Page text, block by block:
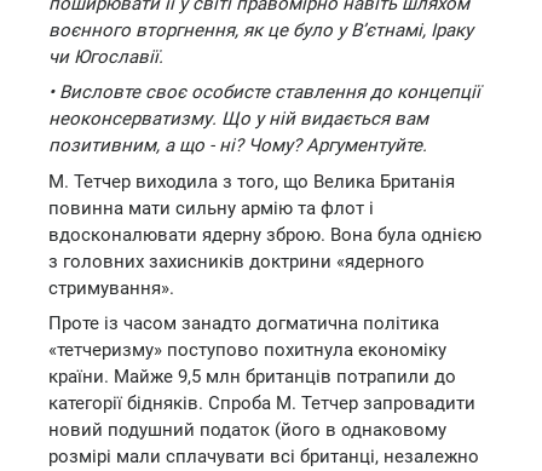
воєнного вторгнення, як це було у В’єтнамі, Іраку
чи Югославії.
• Висловте своє особисте ставлення до концепції
неоконсерватизму. Що у ній видається вам
позитивним, а що - ні? Чому? Аргументуйте.
М. Тетчер виходила з того, що Велика Британія
повинна мати сильну армію та флот і
вдосконалювати ядерну зброю. Вона була однією
з головних захисників доктрини «ядерного
стримування».
Проте із часом занадто догматична політика
«тетчеризму» поступово похитнула економіку
країни. Майже 9,5 млн британців потрапили до
категорії бідняків. Спроба М. Тетчер запровадити
новий подушний податок (його в однаковому
розмірі мали сплачувати всі британці, незалежно